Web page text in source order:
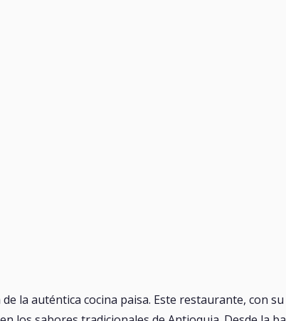
la auténtica cocina paisa. Este restaurante, con